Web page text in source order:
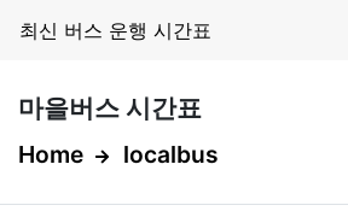
최신 버스 운행 시간표
마을버스 시간표
Home localbus